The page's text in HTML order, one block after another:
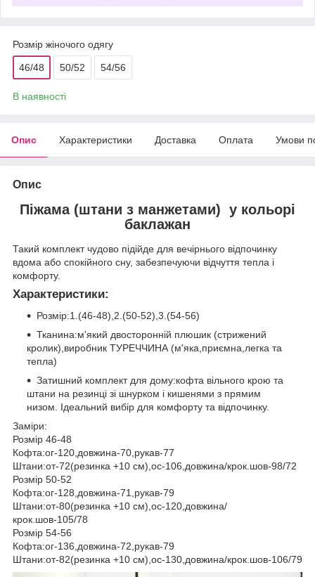
Розмір жіночого одягу
46/48 50/52 54/56
В наявності
Опис Характеристики Доставка Оплата Умови
Опис
Піжама (штани з манжетами) у кольорі
баклажан
Такий комплект чудово підійде для вечірнього відпочинку
вдома або спокійного сну, забезпечуючи відчуття тепла і
комфорту.
Характеристики:
Розмір:1.(46-48),2.(50-52),3.(54-56)
Тканина:м'який двосторонній плюшик (стрижений
кролик),виробник ТУРЕЧЧИНА (м'яка,приємна,легка та
тепла)
Затишний комплект для дому:кофта вільного крою та
штани на резинці зі шнурком і кишенями з прямим
низом. Ідеальний вибір для комфорту та відпочинку.
Заміри:
Розмір 46-48
Кофта:ог-120,довжина-70,рукав-77
Штани:от-72(резинка +10 см),ос-106,довжина/крок.шов-98/72
Розмір 50-52
Кофта:ог-128,довжина-71,рукав-79
Штани:от-80(резинка +10 см),ос-120,довжина/
крок.шов-105/78
Розмір 54-56
Кофта:ог-136,довжина-72,рукав-79
Штани:от-82(резинка +10 см),ос-130,довжина/крок.шов-106/79